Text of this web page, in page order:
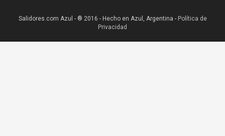
Salidores.com Azul - ® 2016 - Hecho en Azul, Argentina - Política de
Privacidad